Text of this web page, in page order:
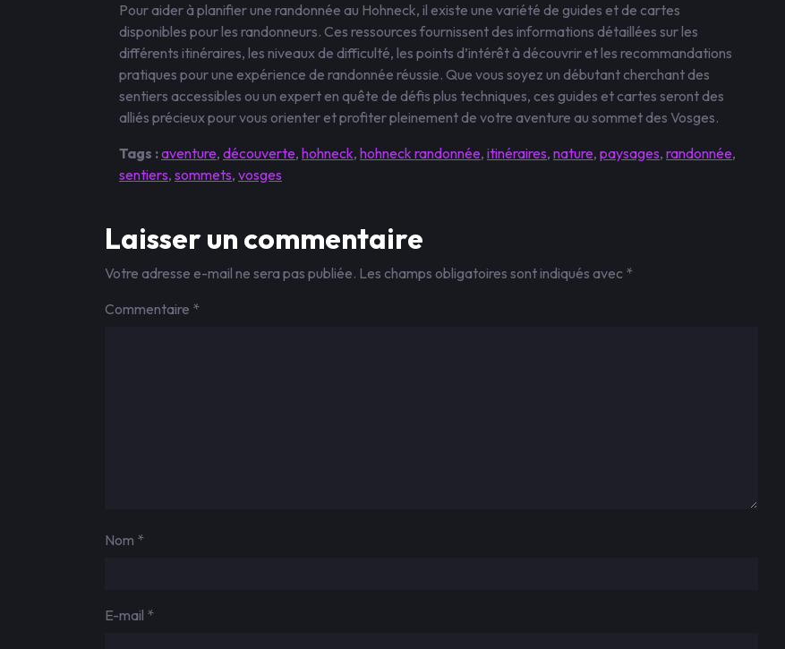
Pour aider à planifier une randonnée au Hohneck, il existe une variété de guides et de cartes
disponibles pour les randonneurs. Ces ressources fournissent des informations détaillées sur les
différents itinéraires, les niveaux de difficulté, les points d’intérêt à découvrir et les recommandations
pratiques pour une expérience de randonnée réussie. Que vous soyez un débutant cherchant des
sentiers accessibles ou un expert en quête de défis plus techniques, ces guides et cartes seront des
alliés précieux pour vous orienter et profiter pleinement de votre aventure au sommet des Vosges.
Tags :aventure, découverte, hohneck, hohneck randonnée, itinéraires, nature, paysages, randonnée,
sentiers, sommets, vosges
Laisser un commentaire
Votre adresse e-mail ne sera pas publiée. Les champs obligatoires sont indiqués avec *
Commentaire *
Nom *
E-mail *